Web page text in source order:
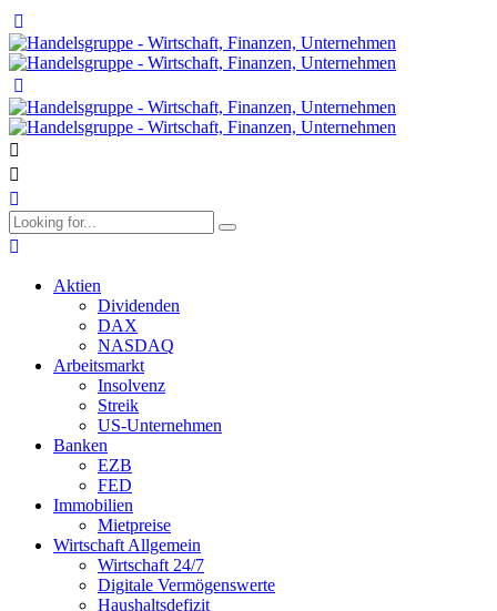
Aktien
Dividenden
DAX
NASDAQ
Arbeitsmarkt
Insolvenz
Streik
US-Unternehmen
Banken
EZB
FED
Immobilien
Mietpreise
Wirtschaft Allgemein
Wirtschaft 24/7
Digitale Vermögenswerte
Haushaltsdefizit